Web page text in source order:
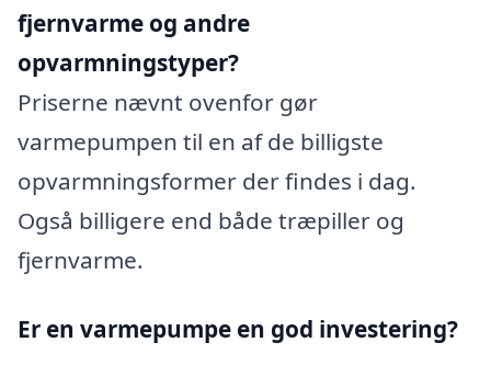
fjernvarme og andre
opvarmningstyper?
Priserne nævnt ovenfor gør
varmepumpen til en af de billigste
opvarmningsformer der findes i dag.
Også billigere end både træpiller og
fjernvarme.
Er en varmepumpe en god investering?